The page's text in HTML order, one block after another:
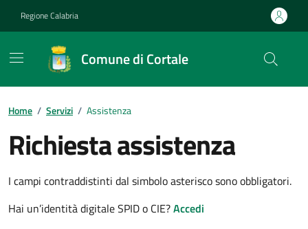
Regione Calabria
Comune di Cortale
Home / Servizi / Assistenza
Richiesta assistenza
I campi contraddistinti dal simbolo asterisco sono obbligatori.
Hai un’identità digitale SPID o CIE?Accedi